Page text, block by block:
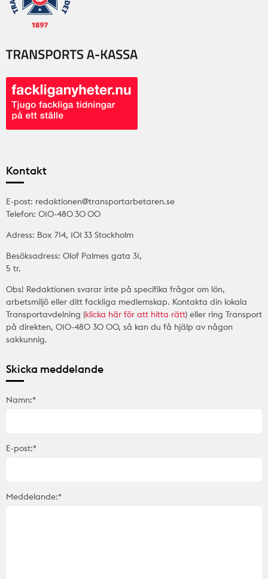
Kontakt
E-post: redaktionen@transportarbetaren.se
Telefon: 010-480 30 00
Adress: Box 714, 101 33 Stockholm
Besöksadress: Olof Palmes gata 31,
5 tr.
Obs! Redaktionen svarar inte på specifika frågor om lön,
arbetsmiljö eller ditt fackliga medlemskap. Kontakta din lokala
Transportavdelning (klicka här för att hitta rätt) eller ring Transport
på direkten, 010-480 30 00, så kan du få hjälp av någon
sakkunnig.
Skicka meddelande
Namn:*
E-post:*
Meddelande:*